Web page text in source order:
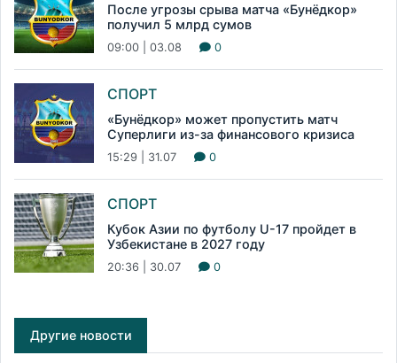
После угрозы срыва матча «Бунёдкор»
получил 5 млрд сумов
09:00 | 03.08 0
СПОРТ
«Бунёдкор» может пропустить матч
Суперлиги из-за финансового кризиса
15:29 | 31.07 0
СПОРТ
Кубок Азии по футболу U-17 пройдет в
Узбекистане в 2027 году
20:36 | 30.07 0
Другие новости